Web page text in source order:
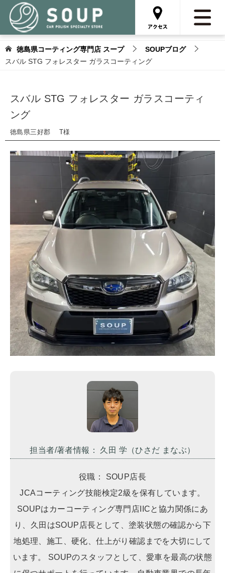
徳島県コーティング専門店 スープ
SOUPブログ
スバル STG フォレスター ガラスコーティング
スバル STG フォレスター ガラスコーティ
ング
徳島県三好郡 T様
担当者/著者情報： 久田 学（ひさだ まなぶ）
役職： SOUP店長
JCAコーティング技能検定2級を保有しています。
SOUPはカーコーティング専門店IICと協力関係にあ
り、久田はSOUP店長として、塗装状態の確認から下
地処理、施工、硬化、仕上がり確認までを大切にして
います。 SOUPのスタッフとして、愛車を最高の状態